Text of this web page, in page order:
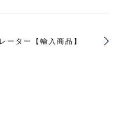
ター【輸入商品】